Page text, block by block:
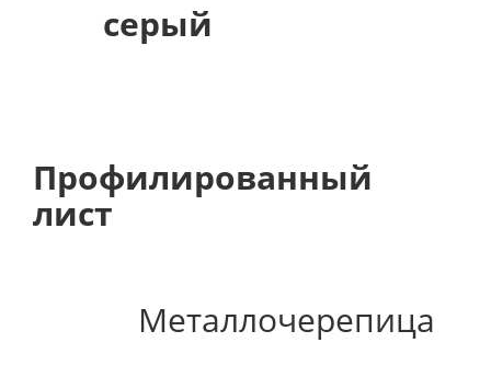
серый
Профилированный
лист
Металлочерепица